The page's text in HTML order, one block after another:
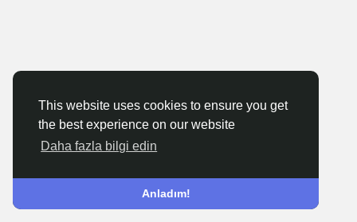
This website uses cookies to ensure you get
the best experience on our website
Daha fazla bilgi edin
Anladım!